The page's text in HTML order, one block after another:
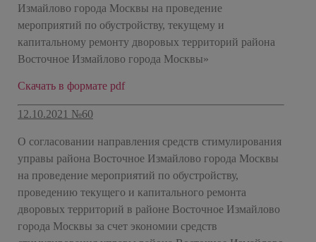
Измайлово города Москвы на проведение
мероприятий по обустройству, текущему и
капитальному ремонту дворовых территорий района
Восточное Измайлово города Москвы»
Скачать в формате pdf
12.10.2021 №60
О согласовании направления средств стимулирования
управы района Восточное Измайлово города Москвы
на проведение мероприятий по обустройству,
проведению текущего и капитального ремонта
дворовых территорий в районе Восточное Измайлово
города Москвы за счет экономии средств